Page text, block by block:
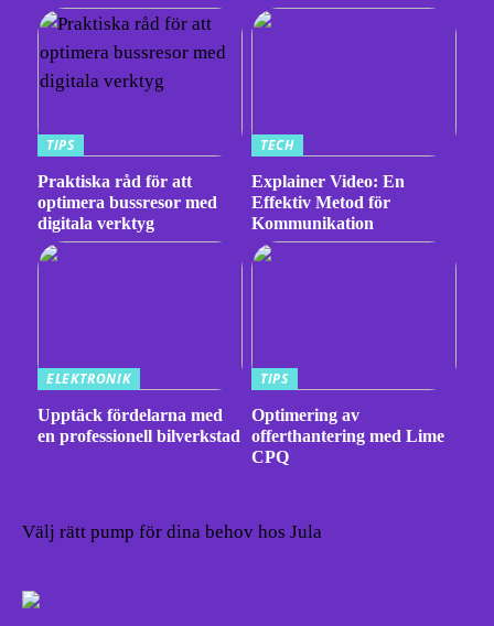
TIPS
Praktiska råd för att
optimera bussresor med
digitala verktyg
TECH
Explainer Video: En
Effektiv Metod för
Kommunikation
ELEKTRONIK
Upptäck fördelarna med
en professionell bilverkstad
TIPS
Optimering av
offerthantering med Lime
CPQ
Välj rätt pump för dina behov hos Jula